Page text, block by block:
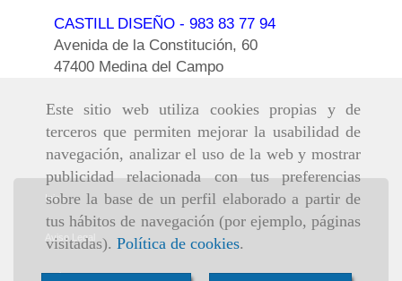
Este sitio web utiliza cookies propias y de
terceros que permiten mejorar la usabilidad de
navegación, analizar el uso de la web y mostrar
publicidad relacionada con tus preferencias
sobre la base de un perfil elaborado a partir de
tus hábitos de navegación (por ejemplo, páginas
visitadas). Política de cookies.
CASTILL DISEÑO - 983 83 77 94
Avenida de la Constitución, 60
47400 Medina del Campo
Inicio
Aviso Legal
Política de cookies